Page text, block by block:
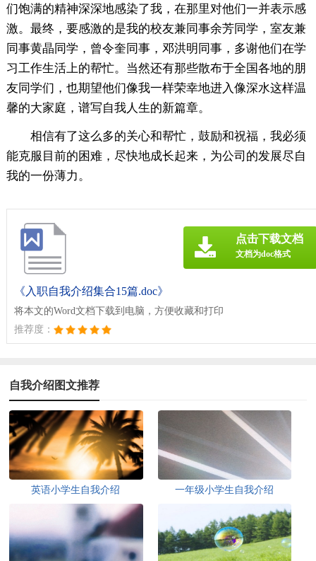
们饱满的精神深深地感染了我，在那里对他们一并表示感
激。最终，要感激的是我的校友兼同事余芳同学，室友兼
同事黄晶同学，曾令奎同事，邓洪明同事，多谢他们在学
习工作生活上的帮忙。当然还有那些散布于全国各地的朋
友同学们，也期望他们像我一样荣幸地进入像深水这样温
馨的大家庭，谱写自我人生的新篇章。
相信有了这么多的关心和帮忙，鼓励和祝福，我必须
能克服目前的困难，尽快地成长起来，为公司的发展尽自
我的一份薄力。
《入职自我介绍集合15篇.doc》
将本文的Word文档下载到电脑，方便收藏和打印
推荐度：
点击下载文档
文档为doc格式
自我介绍图文推荐
英语小学生自我介绍 一年级小学生自我介绍